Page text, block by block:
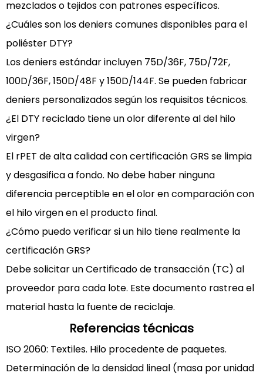
mezclados o tejidos con patrones específicos.
¿Cuáles son los deniers comunes disponibles para el
poliéster DTY?
Los deniers estándar incluyen 75D/36F, 75D/72F,
100D/36F, 150D/48F y 150D/144F. Se pueden fabricar
deniers personalizados según los requisitos técnicos.
¿El DTY reciclado tiene un olor diferente al del hilo
virgen?
El rPET de alta calidad con certificación GRS se limpia
y desgasifica a fondo. No debe haber ninguna
diferencia perceptible en el olor en comparación con
el hilo virgen en el producto final.
¿Cómo puedo verificar si un hilo tiene realmente la
certificación GRS?
Debe solicitar un Certificado de transacción (TC) al
proveedor para cada lote. Este documento rastrea el
material hasta la fuente de reciclaje.
Referencias técnicas
ISO 2060: Textiles. Hilo procedente de paquetes.
Determinación de la densidad lineal (masa por unidad